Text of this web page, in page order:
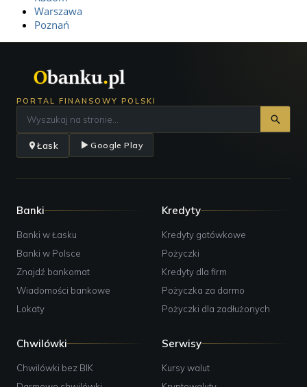
Warszawa
Poznań
PORTAL FINANSOWY POLSKI
Łask Google Play
Banki
Banki w Łasku
Banki w Polsce
Znajdź bankomat
Wiadomości bankowe
Lokaty
Kredyty
Kredyty gotówkowe
Pożyczki
Kredyty dla firm
Pożyczka za darmo
Pożyczki dla zadłużonych
Chwilówki
Chwilówki bez BIK
Serwisy
Kursy walut